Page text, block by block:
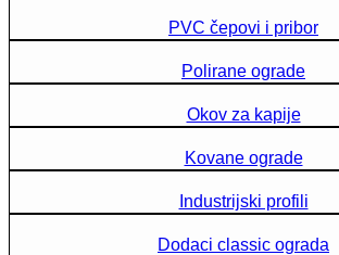
PVC čepovi i pribor
Polirane ograde
Okov za kapije
Kovane ograde
Industrijski profili
Dodaci classic ograda